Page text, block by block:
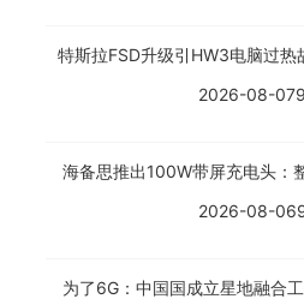
特斯拉FSD升级引HW3电脑过
2026-08-07
海备思推出100W带屏充电头：
2026-08-06
为了6G：中国国成立星地融合